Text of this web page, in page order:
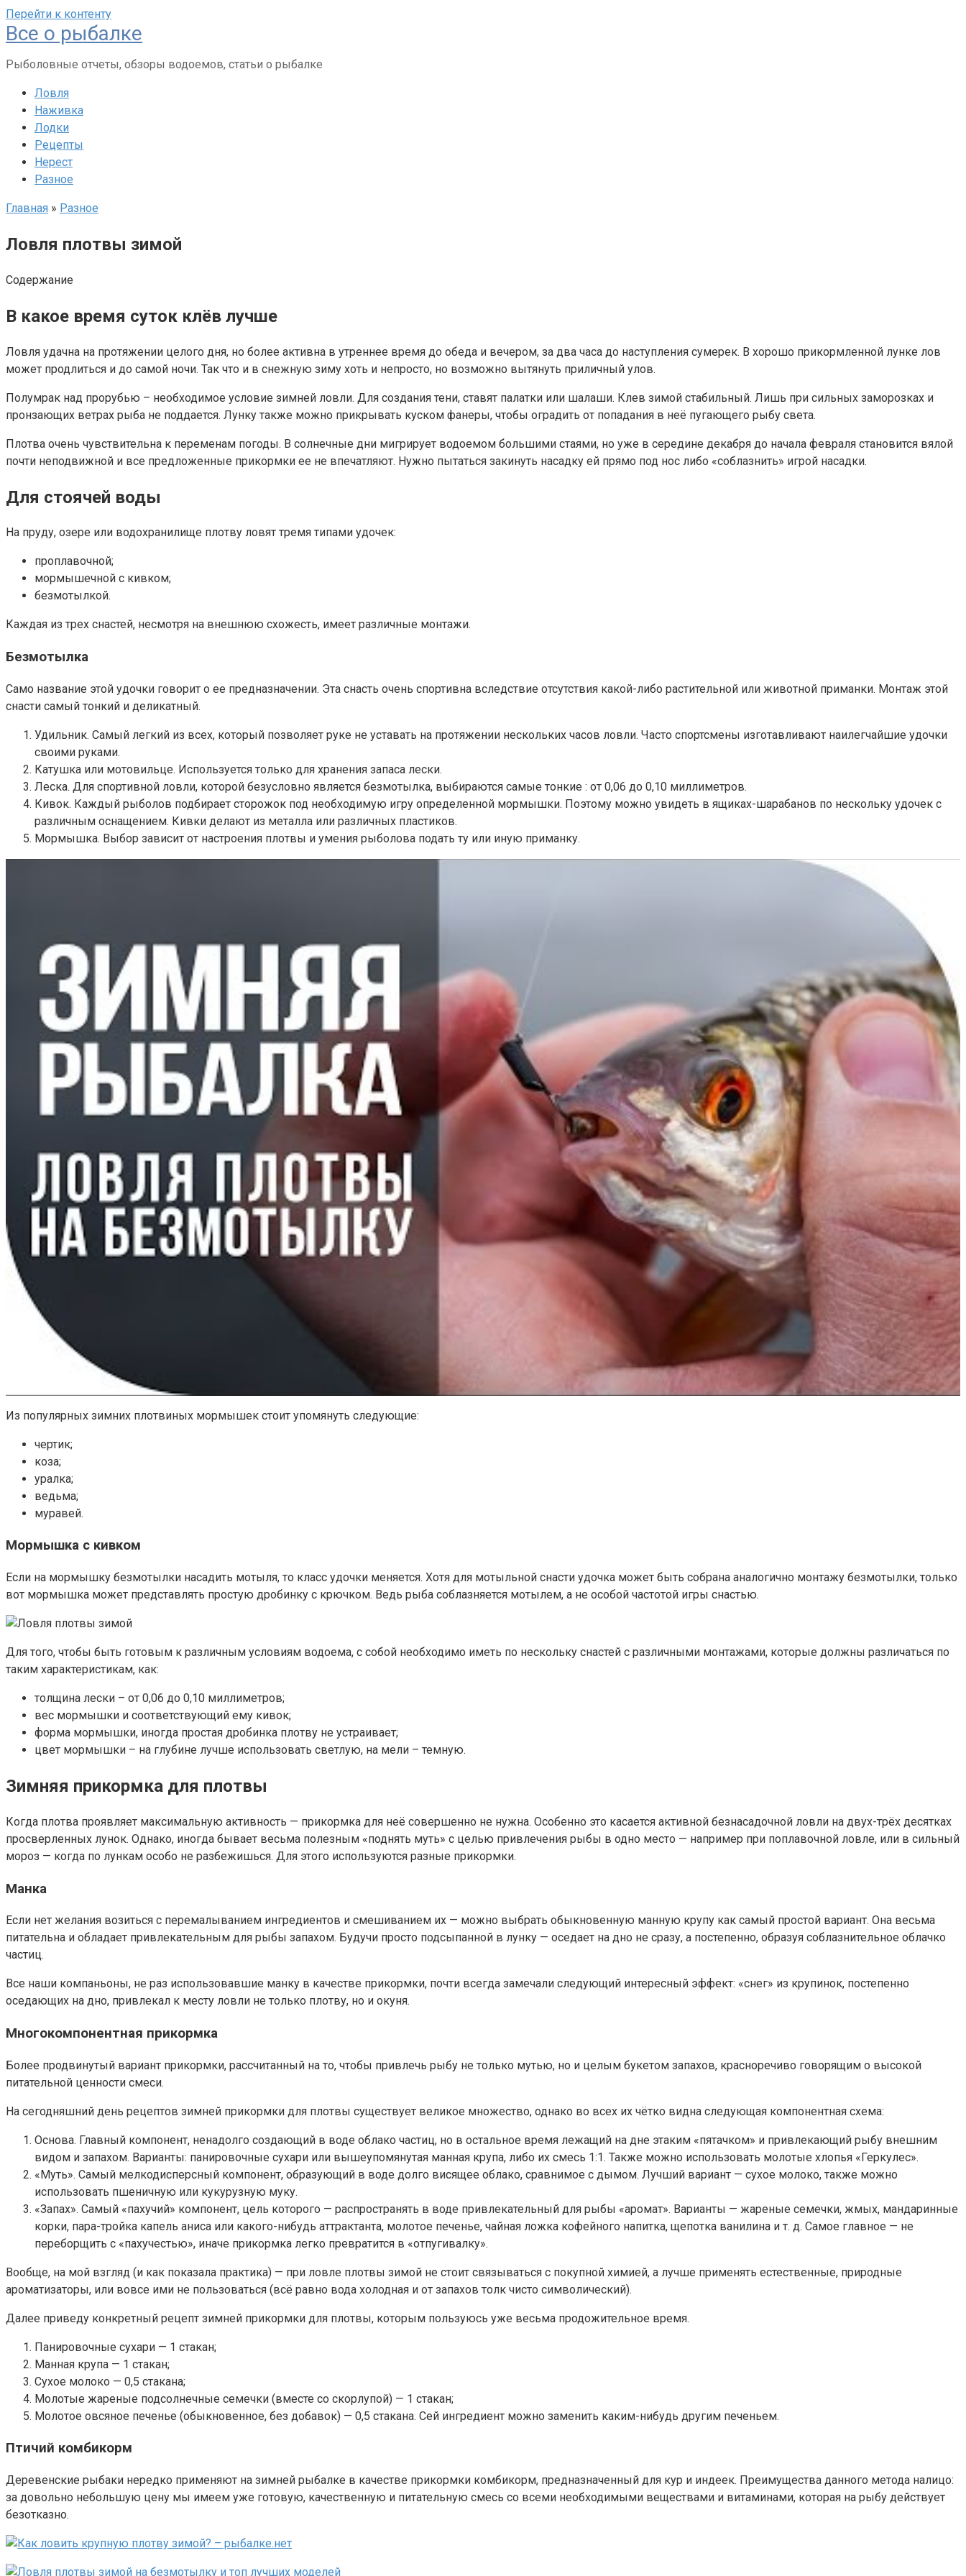
Перейти к контенту
Все о рыбалке
Рыболовные отчеты, обзоры водоемов, статьи о рыбалке
Ловля
Наживка
Лодки
Рецепты
Нерест
Разное
Главная » Разное
Ловля плотвы зимой
Содержание
В какое время суток клёв лучше
Ловля удачна на протяжении целого дня, но более активна в утреннее время до обеда и вечером, за два часа до наступления сумерек. В хорошо прикормленной лунке лов
может продлиться и до самой ночи. Так что и в снежную зиму хоть и непросто, но возможно вытянуть приличный улов.
Полумрак над прорубью – необходимое условие зимней ловли. Для создания тени, ставят палатки или шалаши. Клев зимой стабильный. Лишь при сильных заморозках и
пронзающих ветрах рыба не поддается. Лунку также можно прикрывать куском фанеры, чтобы оградить от попадания в неё пугающего рыбу света.
Плотва очень чувствительна к переменам погоды. В солнечные дни мигрирует водоемом большими стаями, но уже в середине декабря до начала февраля становится вялой
почти неподвижной и все предложенные прикормки ее не впечатляют. Нужно пытаться закинуть насадку ей прямо под нос либо «соблазнить» игрой насадки.
Для стоячей воды
На пруду, озере или водохранилище плотву ловят тремя типами удочек:
проплавочной;
мормышечной с кивком;
безмотылкой.
Каждая из трех снастей, несмотря на внешнюю схожесть, имеет различные монтажи.
Безмотылка
Само название этой удочки говорит о ее предназначении. Эта снасть очень спортивна вследствие отсутствия какой-либо растительной или животной приманки. Монтаж этой
снасти самый тонкий и деликатный.
Удильник. Самый легкий из всех, который позволяет руке не уставать на протяжении нескольких часов ловли. Часто спортсмены изготавливают наилегчайшие удочки
своими руками.
Катушка или мотовильце. Используется только для хранения запаса лески.
Леска. Для спортивной ловли, которой безусловно является безмотылка, выбираются самые тонкие : от 0,06 до 0,10 миллиметров.
Кивок. Каждый рыболов подбирает сторожок под необходимую игру определенной мормышки. Поэтому можно увидеть в ящиках-шарабанов по нескольку удочек с
различным оснащением. Кивки делают из металла или различных пластиков.
Мормышка. Выбор зависит от настроения плотвы и умения рыболова подать ту или иную приманку.
Из популярных зимних плотвиных мормышек стоит упомянуть следующие:
чертик;
коза;
уралка;
ведьма;
муравей.
Мормышка с кивком
Если на мормышку безмотылки насадить мотыля, то класс удочки меняется. Хотя для мотыльной снасти удочка может быть собрана аналогично монтажу безмотылки, только
вот мормышка может представлять простую дробинку с крючком. Ведь рыба соблазняется мотылем, а не особой частотой игры снастью.
Для того, чтобы быть готовым к различным условиям водоема, с собой необходимо иметь по нескольку снастей с различными монтажами, которые должны различаться по
таким характеристикам, как:
толщина лески – от 0,06 до 0,10 миллиметров;
вес мормышки и соответствующий ему кивок;
форма мормышки, иногда простая дробинка плотву не устраивает;
цвет мормышки – на глубине лучше использовать светлую, на мели – темную.
Зимняя прикормка для плотвы
Когда плотва проявляет максимальную активность — прикормка для неё совершенно не нужна. Особенно это касается активной безнасадочной ловли на двух-трёх десятках
просверленных лунок. Однако, иногда бывает весьма полезным «поднять муть» с целью привлечения рыбы в одно место — например при поплавочной ловле, или в сильный
мороз — когда по лункам особо не разбежишься. Для этого используются разные прикормки.
Манка
Если нет желания возиться с перемалыванием ингредиентов и смешиванием их — можно выбрать обыкновенную манную крупу как самый простой вариант. Она весьма
питательна и обладает привлекательным для рыбы запахом. Будучи просто подсыпанной в лунку — оседает на дно не сразу, а постепенно, образуя соблазнительное облачко
частиц.
Все наши компаньоны, не раз использовавшие манку в качестве прикормки, почти всегда замечали следующий интересный эффект: «снег» из крупинок, постепенно
оседающих на дно, привлекал к месту ловли не только плотву, но и окуня.
Многокомпонентная прикормка
Более продвинутый вариант прикормки, рассчитанный на то, чтобы привлечь рыбу не только мутью, но и целым букетом запахов, красноречиво говорящим о высокой
питательной ценности смеси.
На сегодняшний день рецептов зимней прикормки для плотвы существует великое множество, однако во всех их чётко видна следующая компонентная схема:
Основа. Главный компонент, ненадолго создающий в воде облако частиц, но в остальное время лежащий на дне этаким «пятачком» и привлекающий рыбу внешним
видом и запахом. Варианты: панировочные сухари или вышеупомянутая манная крупа, либо их смесь 1:1. Также можно использовать молотые хлопья «Геркулес».
«Муть». Самый мелкодисперсный компонент, образующий в воде долго висящее облако, сравнимое с дымом. Лучший вариант — сухое молоко, также можно
использовать пшеничную или кукурузную муку.
«Запах». Самый «пахучий» компонент, цель которого — распространять в воде привлекательный для рыбы «аромат». Варианты — жареные семечки, жмых, мандаринные
корки, пара-тройка капель аниса или какого-нибудь аттрактанта, молотое печенье, чайная ложка кофейного напитка, щепотка ванилина и т. д. Самое главное — не
переборщить с «пахучестью», иначе прикормка легко превратится в «отпугивалку».
Вообще, на мой взгляд (и как показала практика) — при ловле плотвы зимой не стоит связываться с покупной химией, а лучше применять естественные, природные
ароматизаторы, или вовсе ими не пользоваться (всё равно вода холодная и от запахов толк чисто символический).
Далее приведу конкретный рецепт зимней прикормки для плотвы, которым пользуюсь уже весьма продожительное время.
Панировочные сухари — 1 стакан;
Манная крупа — 1 стакан;
Сухое молоко — 0,5 стакана;
Молотые жареные подсолнечные семечки (вместе со скорлупой) — 1 стакан;
Молотое овсяное печенье (обыкновенное, без добавок) — 0,5 стакана. Сей ингредиент можно заменить каким-нибудь другим печеньем.
Птичий комбикорм
Деревенские рыбаки нередко применяют на зимней рыбалке в качестве прикормки комбикорм, предназначенный для кур и индеек. Преимущества данного метода налицо:
за довольно небольшую цену мы имеем уже готовую, качественную и питательную смесь со всеми необходимыми веществами и витаминами, которая на рыбу действует
безотказно.